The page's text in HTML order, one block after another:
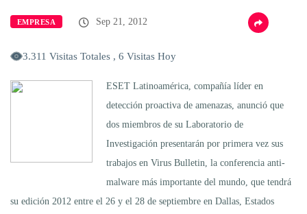
EMPRESA Sep 21, 2012
3.311 Visitas Totales , 6 Visitas Hoy
ESET Latinoamérica, compañía líder en
detección proactiva de amenazas, anunció que
dos miembros de su Laboratorio de
Investigación presentarán por primera vez sus
trabajos en Virus Bulletin, la conferencia anti-
malware más importante del mundo, que tendrá
su edición 2012 entre el 26 y el 28 de septiembre en Dallas, Estados